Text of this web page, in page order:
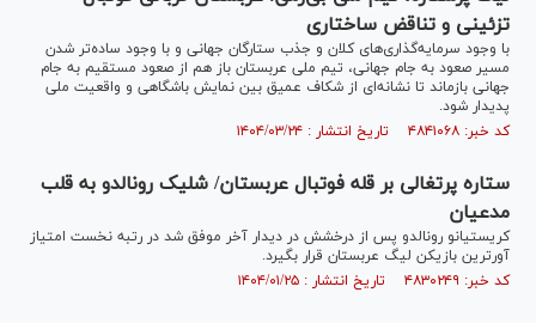
تزئینی و تناقض ساختاری
با وجود سرمایه‌گذاری‌های کلان و جذب ستارگان جهانی و با وجود ساده‌تر شدن
مسیر صعود به جام جهانی، تیم ملی عربستان باز هم از صعود مستقیم به جام
جهانی بازماند تا نشانه‌ای از شکاف عمیق بین نمایش باشگاهی و واقعیت ملی
پدیدار شود.
کد خبر: ۴۸۴۱۰۶۸ تاریخ انتشار : ۱۴۰۴/۰۳/۲۴
ستاره پرتغالی بر قله فوتبال عربستان/ شلیک رونالدو به قلب
مدعیان
کریستیانو رونالدو پس از درخشش در دیدار آخر موفق شد در رتبه نخست امتیاز
آورترین بازیکن لیگ عربستان قرار بگیرد.
کد خبر: ۴۸۳۰۲۴۹ تاریخ انتشار : ۱۴۰۴/۰۱/۲۵